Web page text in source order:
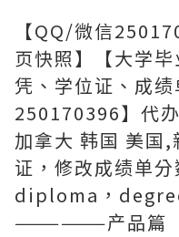
【QQ/微信
页快照】【大学
凭、学位证、成
250170396】代
加拿大 韩国 美国
证，修改成绩单
diploma，
——————产品篇